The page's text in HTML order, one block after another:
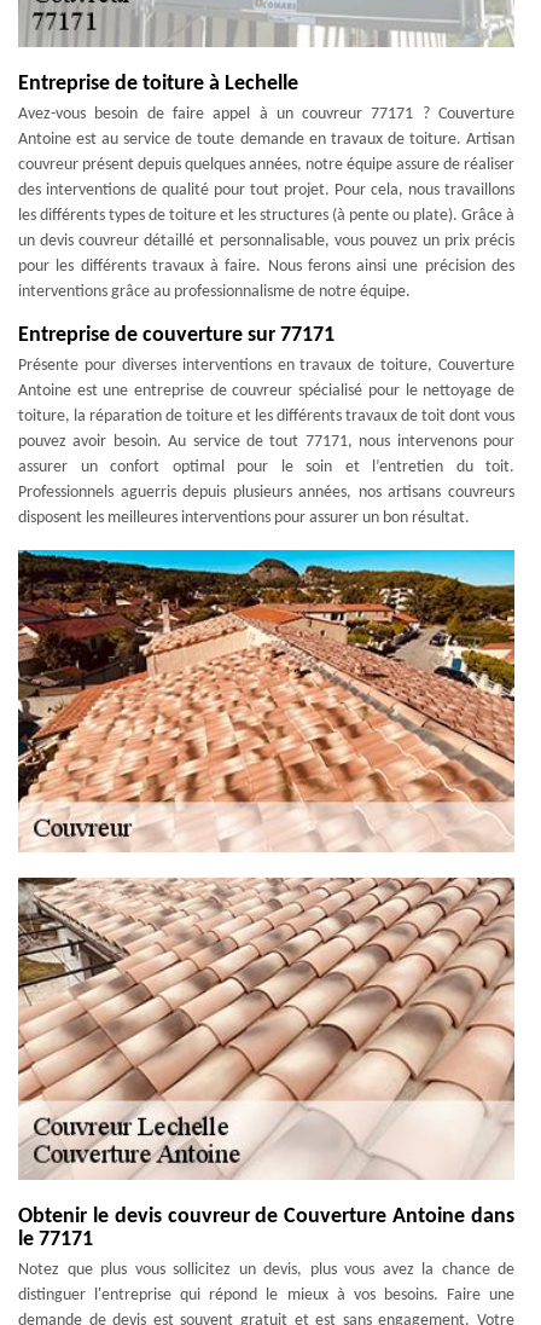
Entreprise de toiture à Lechelle
Avez-vous besoin de faire appel à un couvreur 77171 ? Couverture
Antoine est au service de toute demande en travaux de toiture. Artisan
couvreur présent depuis quelques années, notre équipe assure de réaliser
des interventions de qualité pour tout projet. Pour cela, nous travaillons
les différents types de toiture et les structures (à pente ou plate). Grâce à
un devis couvreur détaillé et personnalisable, vous pouvez un prix précis
pour les différents travaux à faire. Nous ferons ainsi une précision des
interventions grâce au professionnalisme de notre équipe.
Entreprise de couverture sur 77171
Présente pour diverses interventions en travaux de toiture, Couverture
Antoine est une entreprise de couvreur spécialisé pour le nettoyage de
toiture, la réparation de toiture et les différents travaux de toit dont vous
pouvez avoir besoin. Au service de tout 77171, nous intervenons pour
assurer un confort optimal pour le soin et l’entretien du toit.
Professionnels aguerris depuis plusieurs années, nos artisans couvreurs
disposent les meilleures interventions pour assurer un bon résultat.
Obtenir le devis couvreur de Couverture Antoine dans
le 77171
Notez que plus vous sollicitez un devis, plus vous avez la chance de
distinguer l'entreprise qui répond le mieux à vos besoins. Faire une
demande de devis est souvent gratuit et est sans engagement. Votre